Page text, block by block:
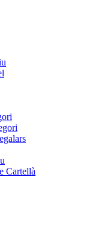
Cartellà